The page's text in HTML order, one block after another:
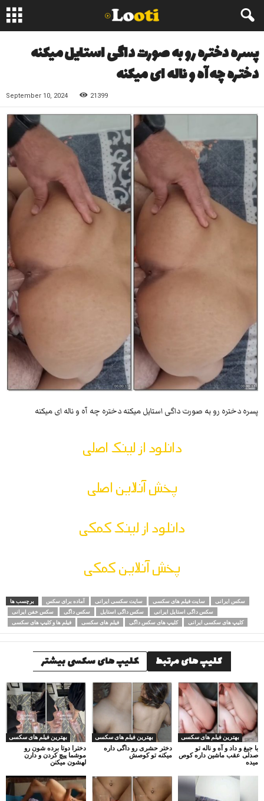
پسره دختره رو به صورت داگی استایل میکنه
دختره چه آه و ناله ای میکنه
September 10, 2024 21399
پسره دختره رو به صورت داگی استایل میکنه دختره چه آه و ناله ای میکنه
دانلود از لینک اصلی
پخش آنلاین اصلی
دانلود از لینک کمکی
پخش آنلاین کمکی
برچسب ها آماده برای سکس سایت سکسی ایرانی سایت فیلم های سکسی
سکس ایرانی
سکس خفن ایرانی
سکس داگی سکس داگی استایل
سکس داگی استایل ایرانی
فیلم ها و کلیپ های سکسی
فیلم های سکسی کلیپ های سکس داگی کلیپ های سکسی ایرانی
کلیپ های مرتبط کلیپ های سکسی بیشتر
بهترین فیلم های سکسی
دخترا دوتا برده شون رو
موشما پیچ کردن و دارن
لهشون میکنن
بهترین فیلم های سکسی
دختر حشری رو داگی داره
میکنه تو کوصش
بهترین فیلم های سکسی
با جیغ و داد و آه و ناله تو
صدلی عقب ماشین داره کوص
میده